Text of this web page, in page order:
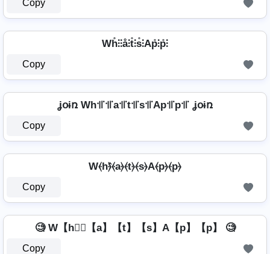
Copy
Wh̊⫶⫶å⫶t̊⫶s̊⫶Ap̊⫶p̊⫶
Copy
ʝօɨռ Wh꜉꜍꜉꜍a꜉꜍t꜉꜍s꜉꜍Ap꜉꜍p꜉꜍ ʝօɨռ
Copy
W⦑h⦒̂⦑a⦒⦑t⦒⦑s⦒A⦑p⦒⦑p⦒
Copy
🧐 W【h】⃣【a】【t】【s】A【p】【p】 🧐
Copy